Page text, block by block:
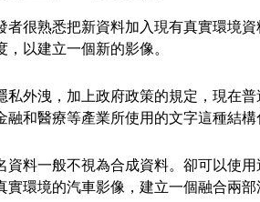
者很熟悉把新資料加入現有真實環境
，以建立一個新的影像。
私外洩，加上政府政策的規定，現在
融和醫療等產業所使用的文字這種結構
資料一般不視為合成資料。卻可以使
實環境的汽車影像，建立一個融合兩部